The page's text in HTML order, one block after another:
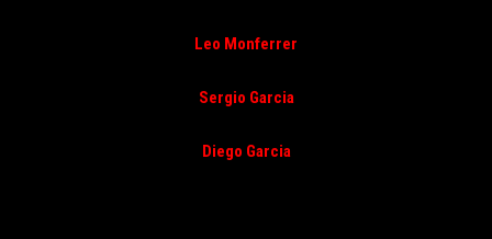
Leo Monferrer
Sergio Garcia
Diego Garcia